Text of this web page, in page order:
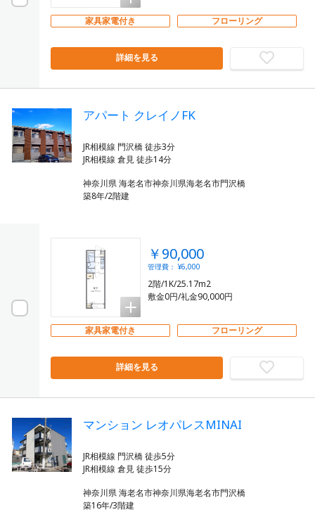
家具家電付き フローリング
詳細を見る
アパート クレイノFK
JR相模線 門沢橋 徒歩3分
神奈川県 海老名市神奈川県海老名市門沢橋
築8年/2階建
￥90,000
管理費： ¥6,000
2階/1K/25.17m2
敷金0円/礼金90,000円
家具家電付き フローリング
詳細を見る
マンション レオパレスMINAI
JR相模線 門沢橋 徒歩5分
神奈川県 海老名市神奈川県海老名市門沢橋
築16年/3階建